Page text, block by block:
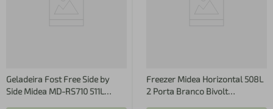
Geladeira Fost Free Side by
Side Midea MD-RS710 511L
Freezer Midea Horizontal 508L
2 Porta Branco Bivolt